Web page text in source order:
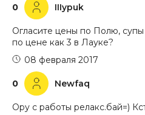
0 IIIypuk
Огласите цены по Полю, супы
по цене как 3 в Лауке?
0 Newfaq
08 февраля 2017
Ору с работы релакс.бай=)